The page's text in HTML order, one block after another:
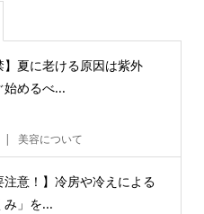
】夏に老ける原因は紫外
始めるべ...
美容について
注意！】冷房や冷えによる
み」を...